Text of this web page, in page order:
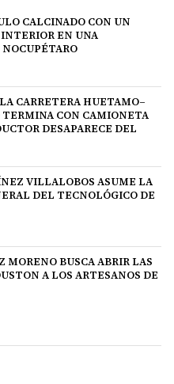
CALCINADO CON UN
INTERIOR EN UNA
CARRETERA HUETAMO–
CON CAMIONETA
DESAPARECE DEL
VILLALOBOS ASUME LA
DEL TECNOLÓGICO DE
MORENO BUSCA ABRIR LAS
A LOS ARTESANOS DE